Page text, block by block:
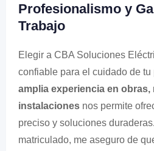
Profesionalismo y
Trabajo
Elegir a CBA Soluciones
confiable para el cuidado de tu
amplia experiencia en obras,
instalaciones nos permite
preciso y soluciones
matriculado, me aseguro de